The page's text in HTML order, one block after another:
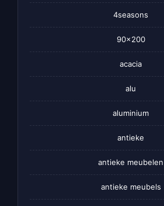
4seasons
90×200
acacia
alu
aluminium
antieke
antieke meubelen
antieke meubels